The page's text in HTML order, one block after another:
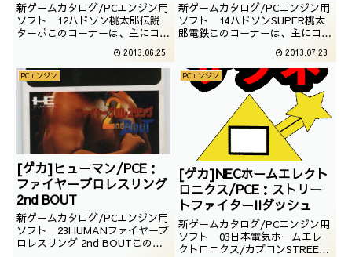
新ゲームカタログ/PCエンジン用
ソフト 12ハドソン桃太郎伝説
ターボこのコーナーは、主にコン
していきます。今回はハドソンの
桃太郎伝説ターボです。PCエン
ジンのHuカード用ソフトです。
以前紹介した桃太郎伝説のリメイ
ク作品。果たして、どれだけパワ
ーアップしている...
2013.06.25
新ゲームカタログ/PCエンジン用
ソフト 14ハドソンSUPER桃太
郎電鉄このコーナーは、主にコン
していきます。今回はハドソンの
スーパー桃太郎電鉄です。PCエ
ンジンのHuカード用ソフトで
す。超有名ボードゲームの2作目
とあり、どのようなパワーアップ
が見られるので...
2013.07.23
PCエンジン
[ゲカ]ヒューマン/PCE：
ファイヤープロレスリング
2nd BOUT
新ゲームカタログ/PCエンジン用
ソフト 23HUMANファイヤープ
ロレスリング 2nd BOUTこのコ
PCエンジン
[ゲカ]NECホームエレクト
ロニクス/PCE：ストリー
トファイターIIダッシュ
新ゲームカタログ/PCエンジン用
ソフト 03日本電気ホームエレ
クトロニクス/カプコンSTREET